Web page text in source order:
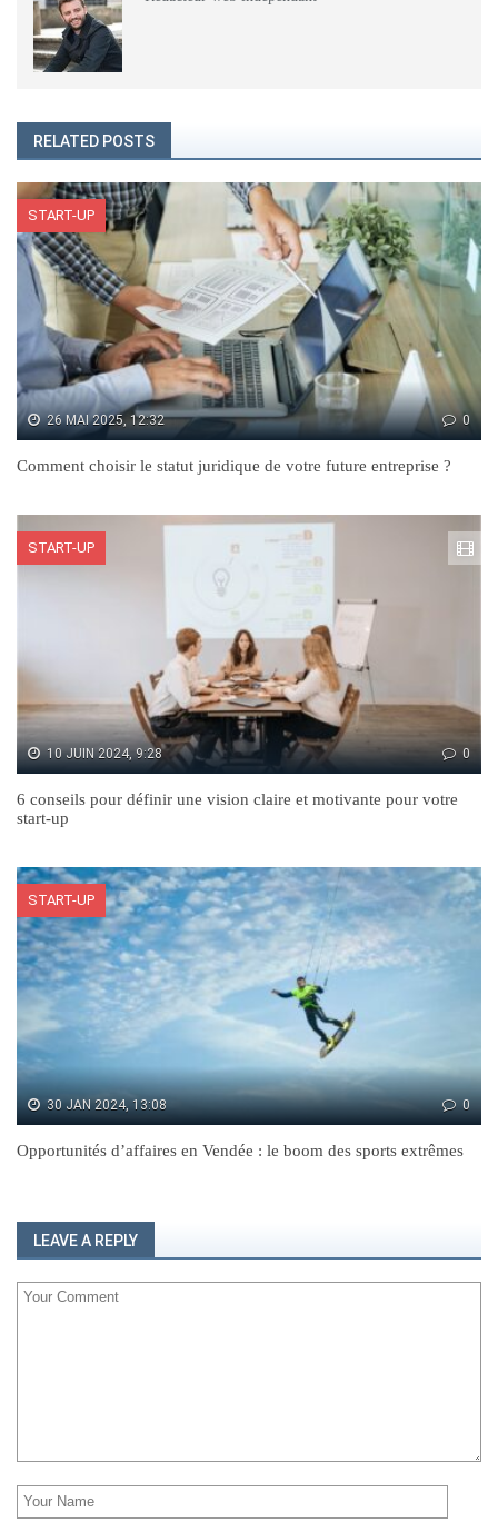
RELATED POSTS
START-UP
26 MAI 2025, 12:32 0
Comment choisir le statut juridique de votre future entreprise ?
START-UP
10 JUIN 2024, 9:28 0
6 conseils pour définir une vision claire et motivante pour votre
start-up
START-UP
30 JAN 2024, 13:08 0
Opportunités d’affaires en Vendée : le boom des sports extrêmes
LEAVE A REPLY